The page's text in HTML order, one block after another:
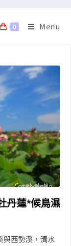
0 Menu
丹蓮*候鳥濕
西勢溪，清水